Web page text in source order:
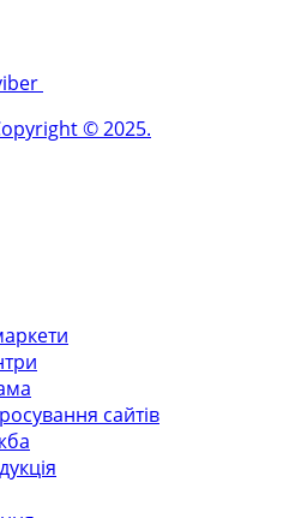
© 2025.
сайтів